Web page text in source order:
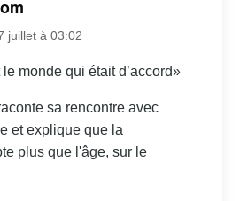
juillet à 03:02
le monde qui était d’accord»
sa rencontre avec
et explique que la
plus que l'âge, sur le